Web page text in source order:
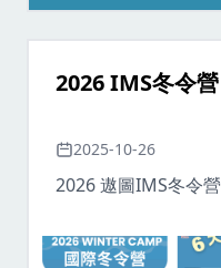
2026 IMS冬令營
2025-10-26
2026 遨圖IMS冬令營